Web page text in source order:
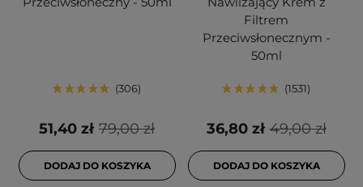
306
79,00 zł
51,40 zł
DODAJ DO KOSZYKA
Filtrem
Przeciwsłonecznym -
50ml
1531
49,00 zł
36,80 zł
DODAJ DO KOSZYKA